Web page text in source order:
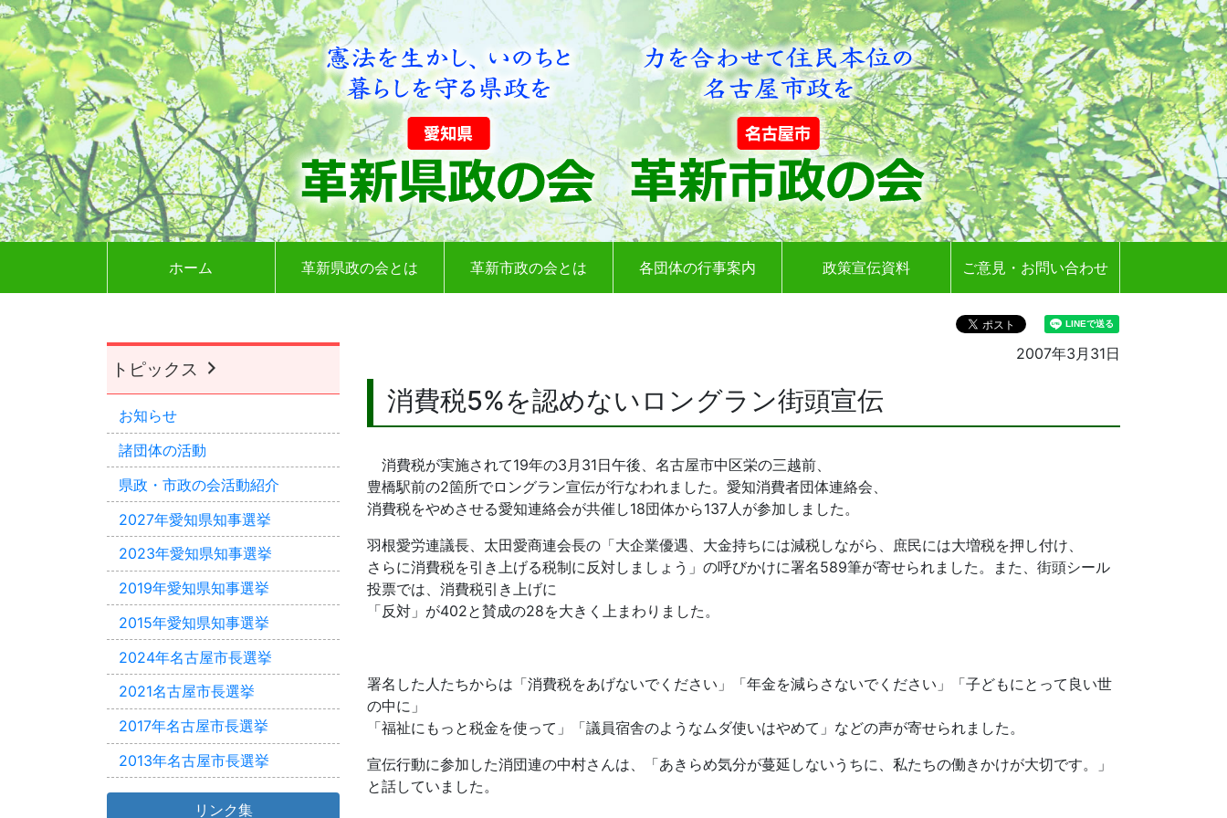
ホーム 革新県政の会とは 革新市政の会とは 各団体の行事案内 政策宣伝資料 ご意見・お問い合わせ
2007年3月31日
消費税5%を認めないロングラン街頭宣伝
消費税が実施されて19年の3月31日午後、名古屋市中区栄の三越前、
豊橋駅前の2箇所でロングラン宣伝が行なわれました。愛知消費者団体連絡会、
消費税をやめさせる愛知連絡会が共催し18団体から137人が参加しました。
羽根愛労連議長、太田愛商連会長の「大企業優遇、大金持ちには減税しながら、庶民には大増税を押し付け、
さらに消費税を引き上げる税制に反対しましょう」の呼びかけに署名589筆が寄せられました。また、街頭シール
投票では、消費税引き上げに
「反対」が402と賛成の28を大きく上まわりました。
署名した人たちからは「消費税をあげないでください」「年金を減らさないでください」「子どもにとって良い世
の中に」
「福祉にもっと税金を使って」「議員宿舎のようなムダ使いはやめて」などの声が寄せられました。
宣伝行動に参加した消団連の中村さんは、「あきらめ気分が蔓延しないうちに、私たちの働きかけが大切です。」
と話していました。
トピックス
お知らせ
諸団体の活動
県政・市政の会活動紹介
2027年愛知県知事選挙
2023年愛知県知事選挙
2019年愛知県知事選挙
2015年愛知県知事選挙
2024年名古屋市長選挙
2021名古屋市長選挙
2017年名古屋市長選挙
2013年名古屋市長選挙
リンク集